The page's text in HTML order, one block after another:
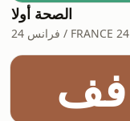
الصحة أولا
فرانس 24 / FRANCE 24
فف